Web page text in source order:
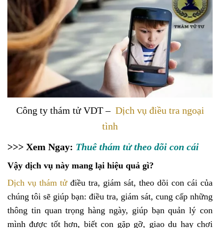
Công ty thám tử VDT – Dịch vụ điều tra ngoại
tình
>>> Xem Ngay: Thuê thám tử theo dõi con cái
Vậy dịch vụ này mang lại hiệu quả gì?
Dịch vụ thám tửđiều tra, giám sát, theo dõi con cái của
chúng tôi sẽ giúp bạn: điều tra, giám sát, cung cấp những
thông tin quan trọng hàng ngày, giúp bạn quản lý con
mình được tốt hơn, biết con gặp gỡ, giao du hay chơi